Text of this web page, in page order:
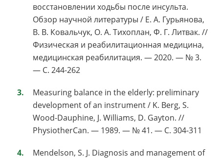
восстановлении ходьбы после инсульта.
Обзор научной литературы / Е. А. Гурьянова,
В. В. Ковальчук, О. А. Тихоплан, Ф. Г. Литвак. //
Физическая и реабилитационная медицина,
медицинская реабилитация. — 2020. — № 3.
— С. 244-262
Measuring balance in the elderly: preliminary
development of an instrument / K. Berg, S.
Wood-Dauphine, J. Williams, D. Gayton. //
PhysiotherCan. — 1989. — № 41. — С. 304-311
Mendelson, S. J. Diagnosis and management of